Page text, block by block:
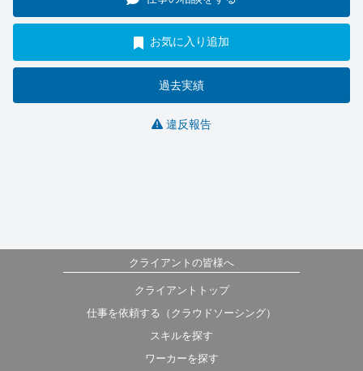
お気に入り追加
過去実績
違反報告
クライアントの皆様へ
クライアントトップ
仕事を依頼する（クラウドソーシング）
スキルを探す
ワーカーを探す